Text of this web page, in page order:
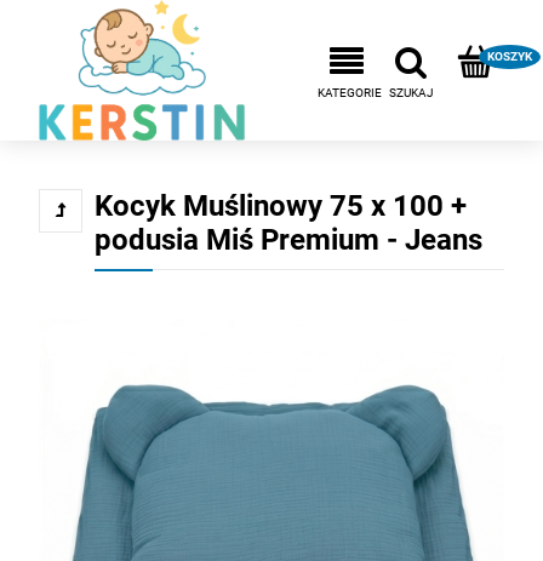
Kocyk Muślinowy 75 x 100 +
podusia Miś Premium - Jeans